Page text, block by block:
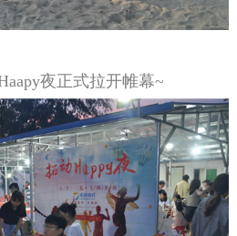
夜正式拉开帷幕~